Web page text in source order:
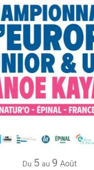
Du 5 au 9 Août